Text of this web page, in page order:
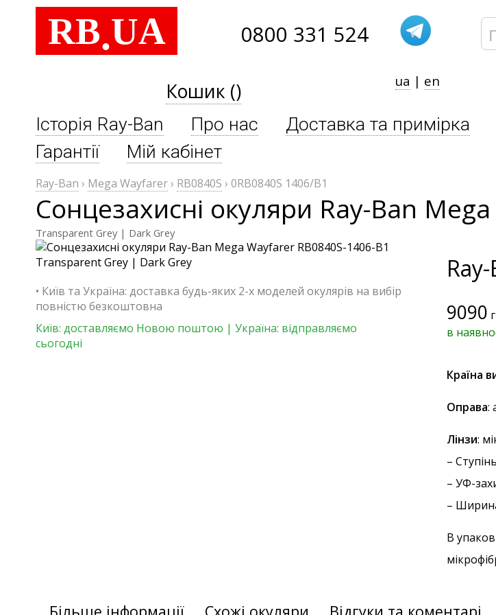
RB.UA 0800 331 524
Кошик () ua | en
Історія Ray-Ban Про нас Доставка та примірка
Гарантії
Мій кабінет
Ray-Ban › Mega Wayfarer› RB0840S › 0RB0840S 1406/B1
Сонцезахисні окуляри Ray-Ban
Transparent Grey | Dark Grey
• Київ та Україна: доставка будь-яких 2-х моделей окулярів на вибір
повністю безкоштовна
Київ: доставляємо Новою поштою | Україна: відправляємо
сьогодні
9090
в
Країна
Оправа:
Лінзи:
–
– УФ-
–
В